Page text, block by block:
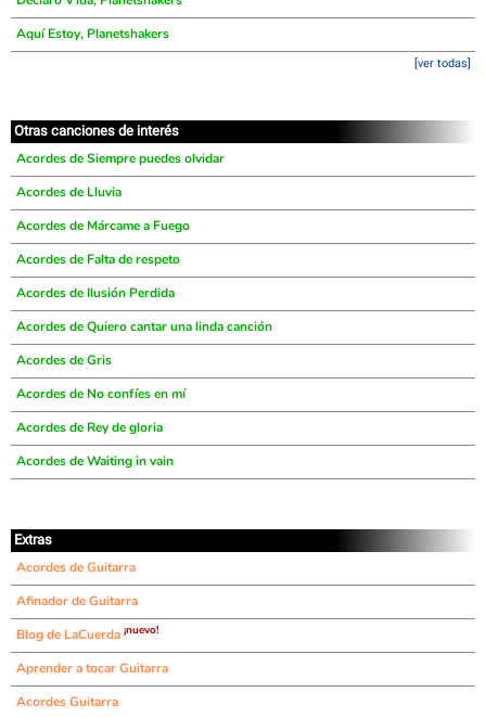
Aquí Estoy, Planetshakers
[ver todas]
Otras canciones de interés
Acordes de Siempre puedes olvidar
Acordes de Lluvia
Acordes de Márcame a Fuego
Acordes de Falta de respeto
Acordes de Ilusión Perdida
Acordes de Quiero cantar una linda canción
Acordes de Gris
Acordes de No confíes en mí
Acordes de Rey de gloria
Acordes de Waiting in vain
Extras
Acordes de Guitarra
Afinador de Guitarra
Blog de LaCuerda ¡nuevo!
Aprender a tocar Guitarra
Acordes Guitarra